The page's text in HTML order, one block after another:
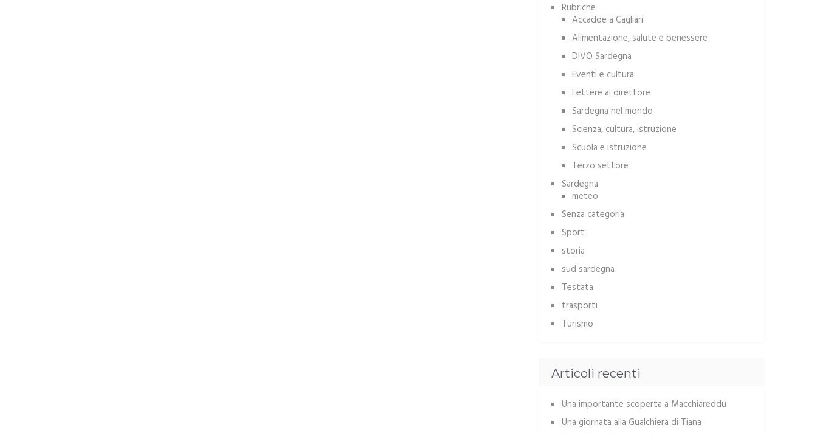
Rubriche
Accadde a Cagliari
Alimentazione, salute e benessere
DIVO Sardegna
Eventi e cultura
Lettere al direttore
Sardegna nel mondo
Scienza, cultura, istruzione
Scuola e istruzione
Terzo settore
Sardegna
meteo
Senza categoria
Sport
storia
sud sardegna
Testata
trasporti
Turismo
Articoli recenti
Una importante scoperta a Macchiareddu
Una giornata alla Gualchiera di Tiana